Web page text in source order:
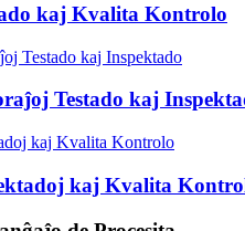
kaj Kvalita Kontrolo
Testado kaj
kaj Kvalita